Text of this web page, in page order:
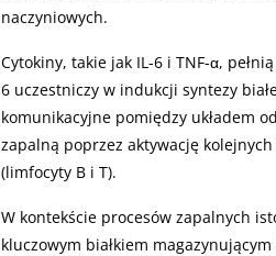
naczyniowych.
Cytokiny, takie jak IL-6 i TNF-α,
6 uczestniczy w indukcji syntezy
komunikacyjne pomiędzy układem
zapalną poprzez aktywację
(limfocyty B i T).
W kontekście procesów zapalnych
kluczowym białkiem